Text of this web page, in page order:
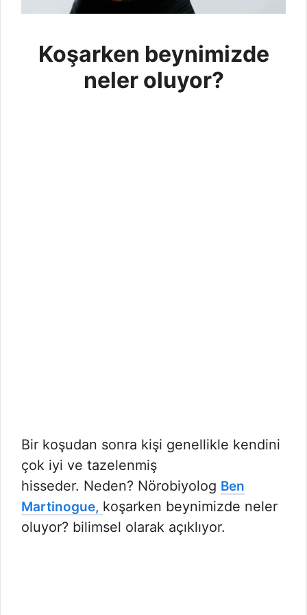
Koşarken beynimizde
neler oluyor?
Bir koşudan sonra kişi genellikle kendini
çok iyi ve tazelenmiş
hisseder. Neden? Nörobiyolog Ben
Martinogue, koşarken beynimizde neler
oluyor? bilimsel olarak açıklıyor.